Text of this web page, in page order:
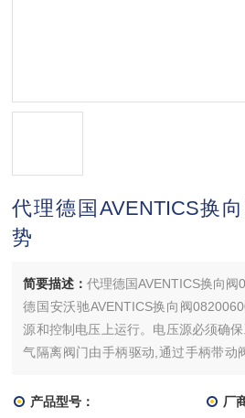
代理德国AVENTICS换
势
简要描述：代理德国AVENTICS换向
德国安沃驰AVENTICS换向阀
源和控制电压上运行。电压源必须确
气隔离阀门由手柄驱动,通过手柄带动
组密封组件分别在凸轮的作用下关闭下
产品型号： 厂